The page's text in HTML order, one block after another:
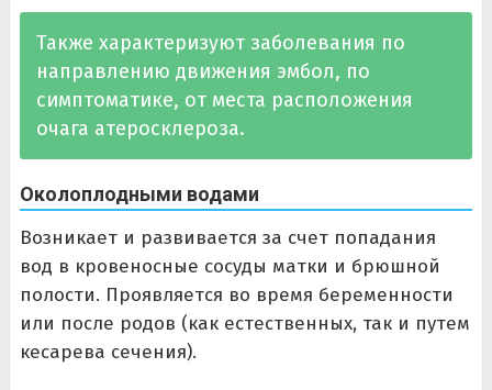
Также характеризуют заболевания по
направлению движения эмбол, по
симптоматике, от места расположения
очага атеросклероза.
Околоплодными водами
Возникает и развивается за счет попадания
вод в кровеносные сосуды матки и брюшной
полости. Проявляется во время беременности
или после родов (как естественных, так и путем
кесарева сечения).